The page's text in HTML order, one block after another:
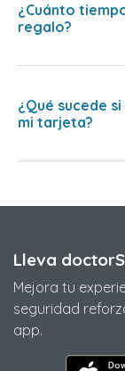
¿Cuánto
regalo?
¿Qué sucede
mi tarjeta?
Lleva
Mejora tu
seguridad
app.